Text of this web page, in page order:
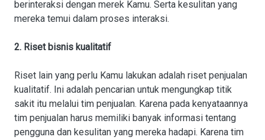
berinteraksi dengan merek Kamu. Serta kesulitan yang
mereka temui dalam proses interaksi.
2. Riset bisnis kualitatif
Riset lain yang perlu Kamu lakukan adalah riset penjualan
kualitatif. Ini adalah pencarian untuk mengungkap titik
sakit itu melalui tim penjualan. Karena pada kenyataannya
tim penjualan harus memiliki banyak informasi tentang
pengguna dan kesulitan yang mereka hadapi. Karena tim